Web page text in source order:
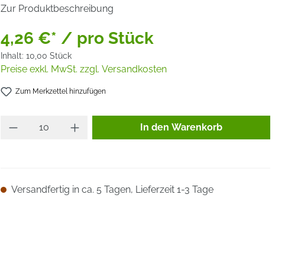
Zur Produktbeschreibung
4,26 €* / pro Stück
Inhalt: 10,00 Stück
Preise exkl. MwSt. zzgl. Versandkosten
Zum Merkzettel hinzufügen
Produkt Anzahl: Gib den
In den Warenkorb
Versandfertig in ca. 5 Tagen, Lieferzeit 1-3 Tage